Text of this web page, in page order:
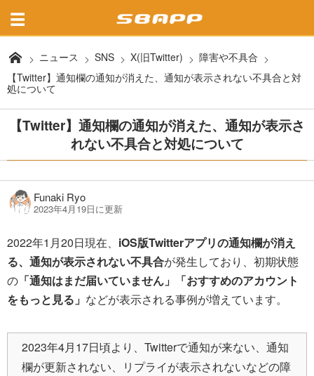
ニュース SNS X(旧Twitter)
障害や不具合
【Twitter】通知欄の通知が消えた、通知が表示されない不具合と対
処について
【Twitter】通知欄の通知が消えた、通知が表示さ
れない不具合と対処について
Funaki Ryo
2023年4月19日に更新
2022年1月20日現在、 iOS版Twitterアプリの通知欄が消え
る、通知が表示されない不具合が発生しており、初期状態
の 「通知はまだ届いていません」「おすすめのアカウント
をもっと見る」 などが表示される事例が増えています。
2023年4月17日頃より、Twitterで通知が来ない、通知
欄が更新されない、リプライが表示されないなどの障